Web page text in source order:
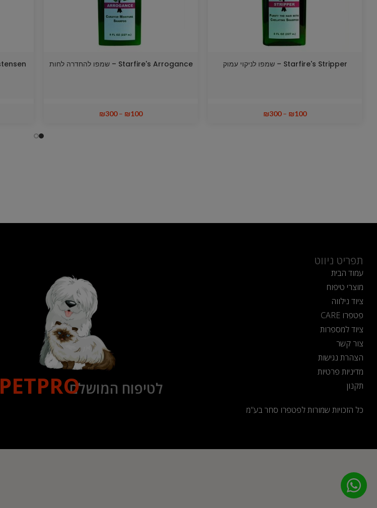
Starfire's Stripper – שמפו לניקוי עמוק
₪100
–
₪300
Starfire's Arrogance – שמפו להחדרה לחות
₪100
–
₪300
תפריט ניווט
עמוד הבית
מוצרי טיפוח
ציוד נילווה
פטפרו CARE
ציוד למספרות
צור קשר
הצהרת נגישות
מדיניות פרטיות
תקנון
כל הזכויות שמורות לפטפרו סחר בע"מ
לטיפוח המושלםPETPRO